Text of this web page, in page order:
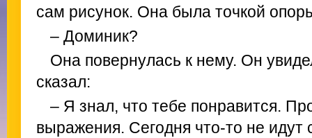
сам рисунок. Она была точкой
– Доминик?
Она повернулась к нему. Он
сказал:
– Я знал, что тебе понравится.
выражения. Сегодня что-то не идут